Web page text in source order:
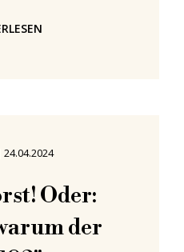
Wetter, um sich
Winterthur,
„Reform of
am
Chemnitz,
Jahr 2025 sind
24.04.2024
Oder:
der